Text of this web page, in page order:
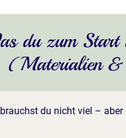
du zum Start
(Materialien &
du nicht viel –